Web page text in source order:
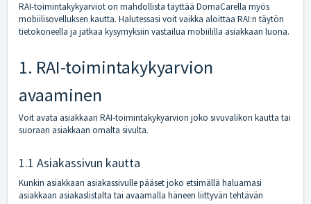
RAI-toimintakykyarviot on mahdollista täyttää DomaCarella myös
mobiilisovelluksen kautta. Halutessasi voit vaikka aloittaa RAI:n täytön
tietokoneella ja jatkaa kysymyksiin vastailua mobiililla asiakkaan luona.
1. RAI-toimintakykyarvion
avaaminen
Voit avata asiakkaan RAI-toimintakykyarvion joko sivuvalikon kautta tai
suoraan asiakkaan omalta sivulta.
1.1 Asiakassivun kautta
Kunkin asiakkaan asiakassivulle pääset joko etsimällä haluamasi
asiakkaan asiakaslistalta tai avaamalla häneen liittyvän tehtävän